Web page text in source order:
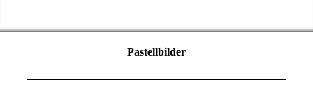
Pastellbilder